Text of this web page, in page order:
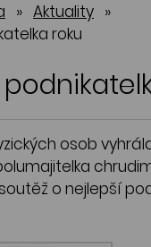
» Aktuality »
roku
osob
o nejlepší